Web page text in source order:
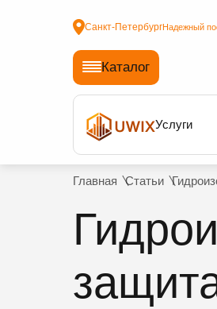
Санкт-ПетербургНадежный
Каталог
Услуги
Главная Статьи